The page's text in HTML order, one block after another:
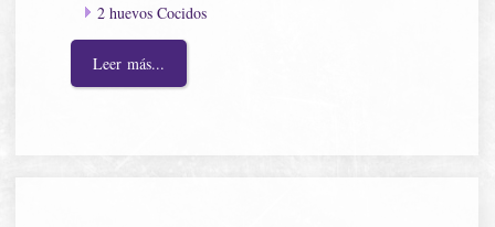
2 huevos Cocidos
Leer más...